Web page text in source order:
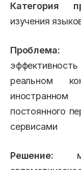
Категория
изучения
Проблема:
реальном
постоянного
сервисами
Решение: